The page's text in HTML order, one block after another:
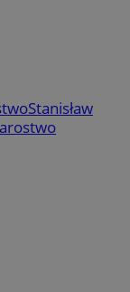
Stanisław